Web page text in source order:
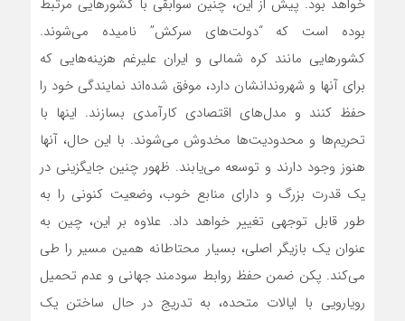
خواهد بود. پیش از این، چنین سوابقی با کشورهایی مرتبط
بوده است که “دولت‌های سرکش” نامیده‌ می‌شوند.
کشورهایی مانند کره شمالی و ایران علیرغم هزینه‌هایی که
برای آنها و شهروندانشان دارد، موفق شده‌اند نمایندگی خود را
حفظ کنند و مدل‌های اقتصادی کارآمدی بسازند. اینها با
تحریم‌ها و محدودیت‌ها مخدوش‌ می‌شوند. با این حال، آنها
هنوز وجود دارند و توسعه‌ می‌یابند. ظهور چنین جایگزینی در
یک قدرت بزرگ و دارای منابع خوب، وضعیت کنونی را به
طور قابل توجهی تغییر خواهد داد. علاوه بر این، چین به
عنوان یک بازیگر اصلی، بسیار محتاطانه همین مسیر را طی‌
می‌کند. پکن ضمن حفظ روابط سودمند جهانی و عدم تحمیل
رویارویی با ایالات متحده، به تدریج در حال ساختن یک